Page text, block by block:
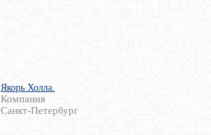
Якорь Холла.
Компания
Санкт-Петербург